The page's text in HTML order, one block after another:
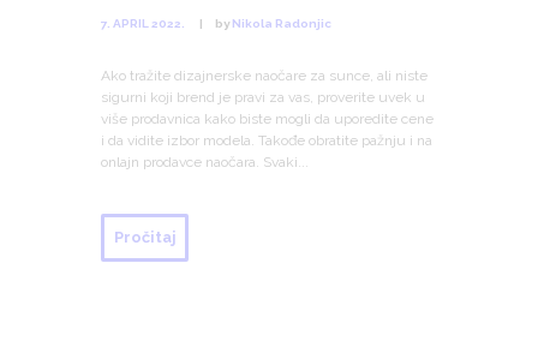
7. APRIL 2022. by Nikola Radonjic
Ako tražite dizajnerske naočare za sunce, ali niste
sigurni koji brend je pravi za vas, proverite uvek u
više prodavnica kako biste mogli da uporedite cene
i da vidite izbor modela. Takođe obratite pažnju i na
onlajn prodavce naočara. Svaki...
Pročitaj